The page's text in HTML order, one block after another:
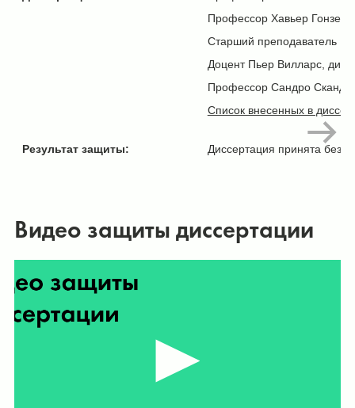
Профессор Хавьер Гонзе,
Старший преподаватель
Доцент Пьер Вилларс,
Профессор Сандро
Список внесенных в
Результат защиты: Диссертация принята без
Видео защиты диссертации